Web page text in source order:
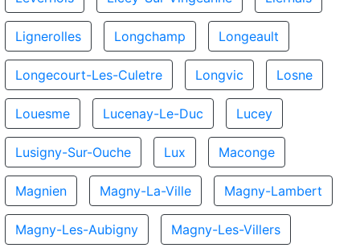
Lignerolles Longchamp Longeault
Longecourt-Les-Culetre Longvic Losne
Louesme Lucenay-Le-Duc Lucey
Lusigny-Sur-Ouche Lux Maconge
Magnien Magny-La-Ville Magny-Lambert
Magny-Les-Aubigny Magny-Les-Villers